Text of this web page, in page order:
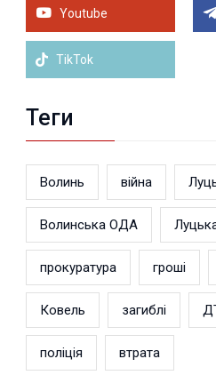
ветеранський простір.
Youtube
TikTok
Теги
Волинь війна
Волинська ОДА
прокуратура гроші
Ковель загиблі
поліція втрата